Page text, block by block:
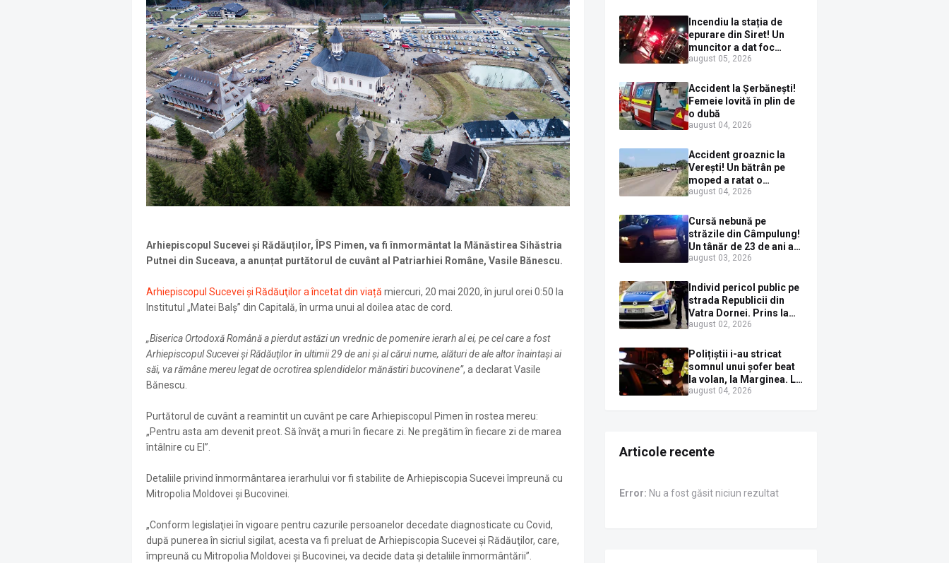
Arhiepiscopul Sucevei și Rădăuților, ÎPS Pimen, va fi înmormântat la Mănăstirea Sihăstria
Putnei din Suceava, a anunțat purtătorul de cuvânt al Patriarhiei Române, Vasile Bănescu.
Arhiepiscopul Sucevei şi Rădăuţilor a încetat din viață miercuri, 20 mai 2020, în jurul orei 0:50 la
Institutul „Matei Balș” din Capitală, în urma unui al doilea atac de cord.
„Biserica Ortodoxă Română a pierdut astăzi un vrednic de pomenire ierarh al ei, pe cel care a fost
Arhiepiscopul Sucevei şi Rădăuţilor în ultimii 29 de ani şi al cărui nume, alături de ale altor înaintaşi ai
săi, va rămâne mereu legat de ocrotirea splendidelor mănăstiri bucovinene”, a declarat Vasile
Bănescu.
Purtătorul de cuvânt a reamintit un cuvânt pe care Arhiepiscopul Pimen în rostea mereu:
„Pentru asta am devenit preot. Să învăţ a muri în fiecare zi. Ne pregătim în fiecare zi de marea
întâlnire cu El”.
Detaliile privind înmormântarea ierarhului vor fi stabilite de Arhiepiscopia Sucevei împreună cu
Mitropolia Moldovei şi Bucovinei.
„Conform legislaţiei în vigoare pentru cazurile persoanelor decedate diagnosticate cu Covid,
după punerea în sicriul sigilat, acesta va fi preluat de Arhiepiscopia Sucevei şi Rădăuţilor, care,
împreună cu Mitropolia Moldovei şi Bucovinei, va decide data şi detaliile înmormântării”.
1,59 mg/l alcool pur în
aerul expirat
Incendiu la stația de
epurare din Siret! Un
muncitor a dat foc
pompelor de apă în timp
combustibil
august 05, 2026
Accident la Șerbănești!
Femeie lovită în plin de
o dubă
august 04, 2026
Accident groaznic la
Verești! Un bătrân pe
moped a ratat o
depășire și a ajuns sub
august 04, 2026
Cursă nebună pe
străzile din Câmpulung!
Un tânăr de 23 de ani a
fugit de poliție cu un
un gard de pe strada
Sirenei
august 03, 2026
Individ pericol public pe
strada Republicii din
Vatra Dornei. Prins la
volan cu mașina
plină zi
august 02, 2026
Polițiștii i-au stricat
somnul unui șofer beat
la volan, la Marginea. L-
au trezit instant cu un
august 04, 2026
Articole recente
Error: Nu a fost găsit niciun rezultat